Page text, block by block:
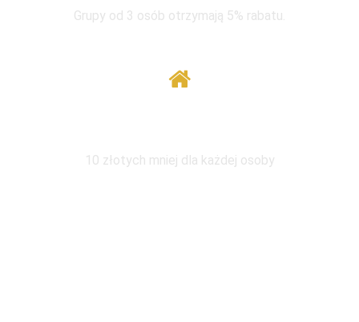
Grupy od 3 osób otrzymają 5% rabatu.
10 złotych mniej dla każdej osoby